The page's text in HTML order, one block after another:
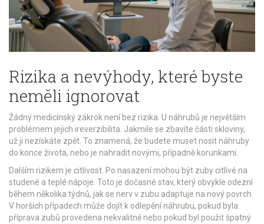
Rizika a nevýhody, které byste
neměli ignorovat
Žádný medicínský zákrok není bez rizika. U náhrubů je největším
problémem jejich ireverzibilita. Jakmile se zbavíte části skloviny,
už ji nezískáte zpět. To znamená, že budete muset nosit náhruby
do konce života, nebo je nahradit novými, případně korunkami.
Dalším rizikem je citlivost. Po nasazení mohou být zuby citlivé na
studené a teplé nápoje. Toto je dočasné stav, který obvykle odezní
během několika týdnů, jak se nerv v zubu adaptuje na nový povrch.
V horších případech může dojít k odlepění náhrubu, pokud byla
příprava zubů provedena nekvalitně nebo pokud byl použit špatný